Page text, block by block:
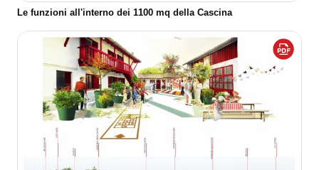
Le funzioni all'interno dei 1100 mq della Cascina